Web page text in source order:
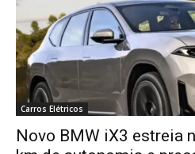
Carros Elétricos
Novo BMW iX3 estreia